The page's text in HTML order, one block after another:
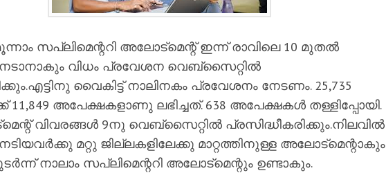
സപ്ലിമെന്ററി അലോട്മെന്റ് ഇന്ന് രാവിലെ 10 മുതല്‍
വിധം പ്രവേശന വെബ്സൈറ്റില്‍
വൈകിട്ട് നാലിനകം പ്രവേശനം നേടണം. 25,735
11,849 അപേക്ഷകളാണു ലഭിച്ചത്. 638 അപേക്ഷകള്‍ തള്ളിപ്പോയി.
വിവരങ്ങള്‍ 9നു വെബ്സൈറ്റില്‍ പ്രസിദ്ധീകരിക്കും.നിലവില്‍
മറ്റു ജില്ലകളിലേക്കു മാറ്റത്തിനുള്ള അലോട്മെന്റാകും
നാലാം സപ്ലിമെന്ററി അലോട്മെന്റും ഉണ്ടാകും.